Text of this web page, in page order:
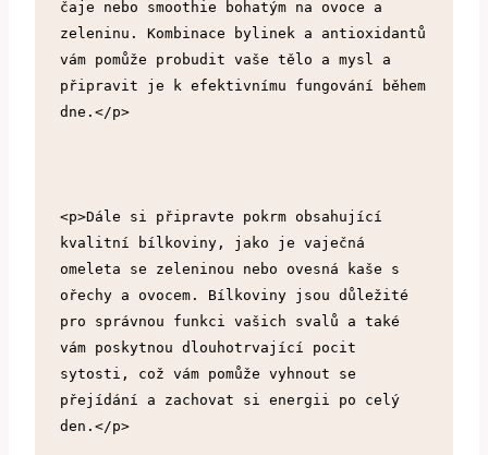
čaje nebo smoothie bohatým na ovoce a
zeleninu. Kombinace bylinek a antioxidantů
vám pomůže probudit vaše tělo a mysl a
připravit je k efektivnímu fungování během
dne.</p>
<p>Dále si připravte pokrm obsahující
kvalitní bílkoviny, jako je vaječná
omeleta se zeleninou nebo ovesná kaše s
ořechy a ovocem. Bílkoviny jsou důležité
pro správnou funkci vašich svalů a také
vám poskytnou dlouhotrvající pocit
sytosti, což vám pomůže vyhnout se
přejídání a zachovat si energii po celý
den.</p>